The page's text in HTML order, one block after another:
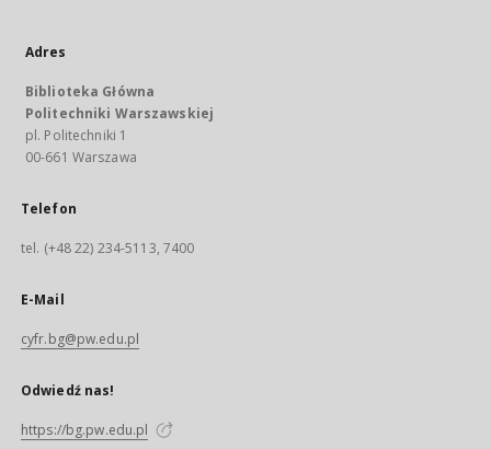
Adres
Biblioteka Główna
Politechniki Warszawskiej
pl. Politechniki 1
00-661 Warszawa
Telefon
tel. (+48 22) 234-5113, 7400
E-Mail
cyfr.bg@pw.edu.pl
Odwiedź nas!
https://bg.pw.edu.pl